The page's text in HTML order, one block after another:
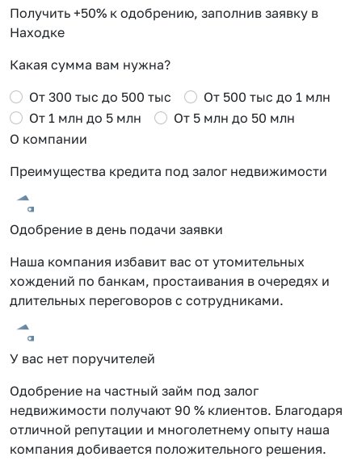
Получить +50% к одобрению, заполнив заявку в
Находке
Какая сумма вам нужна?
От 300 тыс до 500 тыс
От 500 тыс до 1 млн
От 1 млн до 5 млн
От 5 млн до 50 млн
О компании
Преимущества кредита под залог недвижимости
Одобрение в день подачи заявки
Наша компания избавит вас от утомительных
хождений по банкам, простаивания в очередях и
длительных переговоров с сотрудниками.
У вас нет поручителей
Одобрение на частный займ под залог
недвижимости получают 90 % клиентов. Благодаря
отличной репутации и многолетнему опыту наша
компания добивается положительного решения.